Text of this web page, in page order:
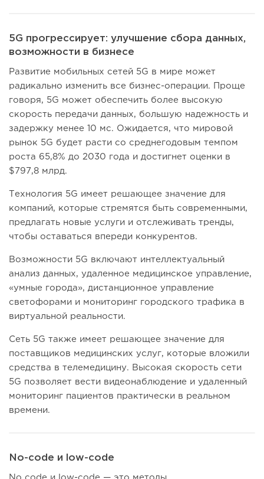
5G прогрессирует: улучшение сбора данных,
возможности в бизнесе
Развитие мобильных сетей 5G в мире может
радикально изменить все бизнес-операции. Проще
говоря, 5G может обеспечить более высокую
скорость передачи данных, большую надежность и
задержку менее 10 мс. Ожидается, что мировой
рынок 5G будет расти со среднегодовым темпом
роста 65,8% до 2030 года и достигнет оценки в
$797,8 млрд.
Технология 5G имеет решающее значение для
компаний, которые стремятся быть современными,
предлагать новые услуги и отслеживать тренды,
чтобы оставаться впереди конкурентов.
Возможности 5G включают интеллектуальный
анализ данных, удаленное медицинское управление,
«умные города», дистанционное управление
светофорами и мониторинг городского трафика в
виртуальной реальности.
Сеть 5G также имеет решающее значение для
поставщиков медицинских услуг, которые вложили
средства в телемедицину. Высокая скорость сети
5G позволяет вести видеонаблюдение и удаленный
мониторинг пациентов практически в реальном
времени.
No-code и low-code
No code и low-code — это методы